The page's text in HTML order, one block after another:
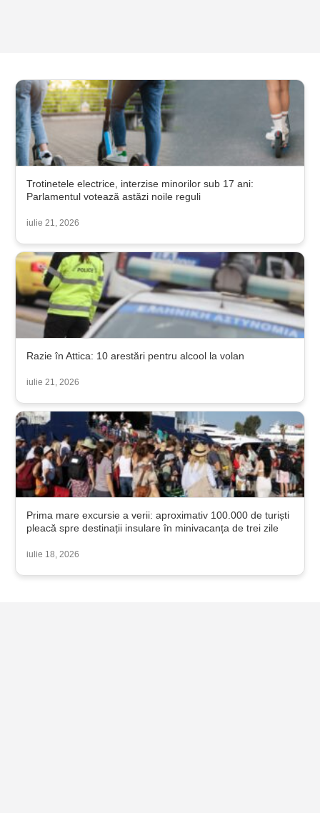
Trotinetele electrice, interzise minorilor sub 17 ani:
Parlamentul votează astăzi noile reguli
iulie 21, 2026
Razie în Attica: 10 arestări pentru alcool la volan
iulie 21, 2026
Prima mare excursie a verii: aproximativ 100.000 de turiști
pleacă spre destinații insulare în minivacanța de trei zile
iulie 18, 2026